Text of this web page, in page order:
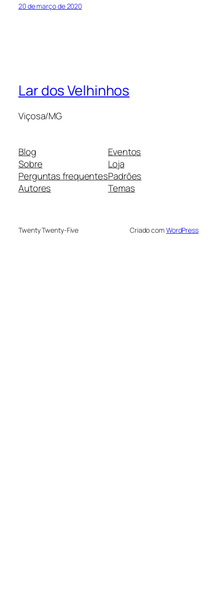
20 de março de 2020
Lar dos Velhinhos
Viçosa/MG
Blog
Sobre
Perguntas frequentes
Autores
Eventos
Loja
Padrões
Temas
Twenty Twenty-Five Criado com WordPress